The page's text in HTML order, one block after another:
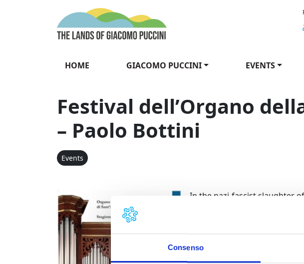
Consenso
HOME GIACOMO PUCCINI EVENTS
Festival dell’Organo
– Paolo Bottini
Events
Festival dell'Organo della Pace
In the nazi-fascist slaughter
fire.
Nearly 60 years after the